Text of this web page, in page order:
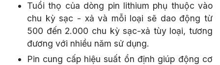
Tuổi thọ của dòng pin lithium phụ thuộc vào
chu kỳ sạc - xả và mỗi loại sẽ dao động từ
500 đến 2.000 chu kỳ sạc-xả tùy loại, tương
đương với nhiều năm sử dụng.
Pin cung cấp hiệu suất ổn định giúp động cơ